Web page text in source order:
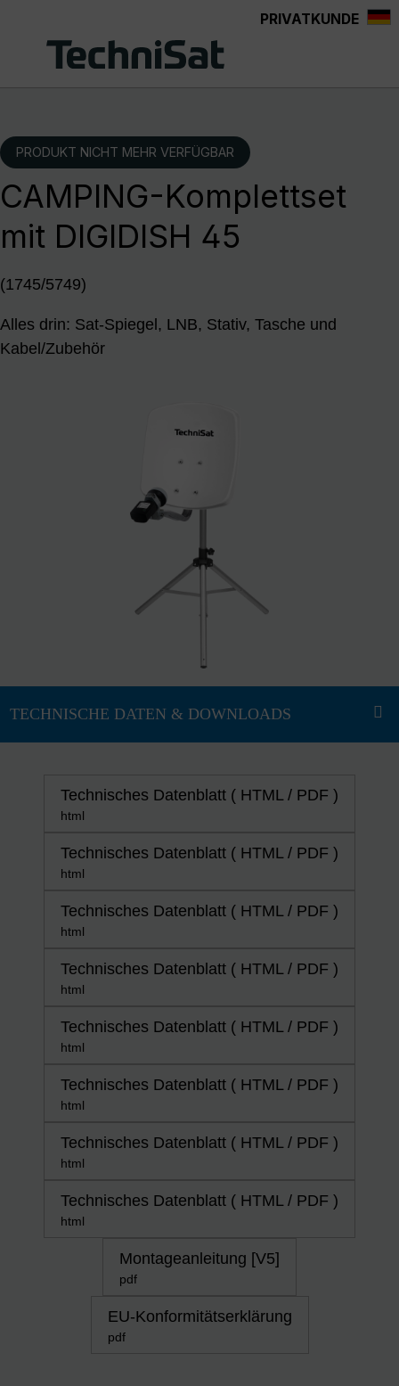
PRIVATKUNDE
PRODUKT NICHT MEHR VERFÜGBAR
CAMPING-Komplettset
mit DIGIDISH 45
(1745/5749)
Alles drin: Sat-Spiegel, LNB, Stativ, Tasche und
Kabel/Zubehör
Technisches Datenblatt ( HTML / PDF )
html
Technisches Datenblatt ( HTML / PDF )
html
Technisches Datenblatt ( HTML / PDF )
html
Technisches Datenblatt ( HTML / PDF )
html
Technisches Datenblatt ( HTML / PDF )
html
Technisches Datenblatt ( HTML / PDF )
html
Technisches Datenblatt ( HTML / PDF )
html
Technisches Datenblatt ( HTML / PDF )
html
Montageanleitung [V5]
pdf
EU-Konformitätserklärung
pdf